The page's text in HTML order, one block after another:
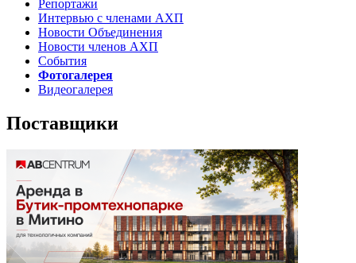
Репортажи
Интервью с членами АХП
Новости Объединения
Новости членов АХП
События
Фотогалерея
Видеогалерея
Поставщики